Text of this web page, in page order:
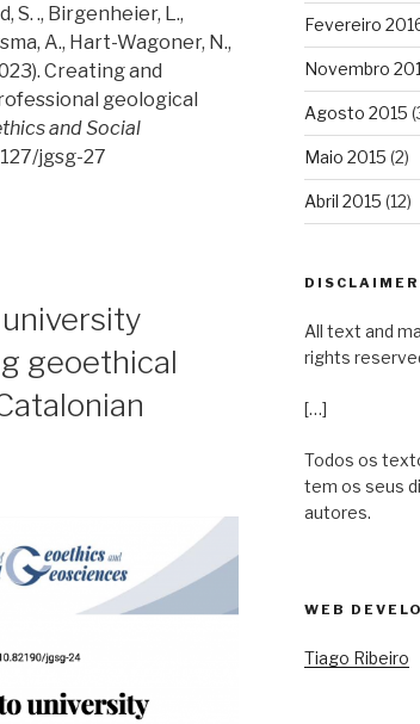
S. ., Birgenheier, L.,
A., Hart-Wagoner, N.,
Creating and
geological
and Social
jgsg-27
geoethical
Fevereiro
Novembro
Agosto 2015
Maio 2015 (2)
Abril 2015 (12)
All text and
rights
[…]
Todos os
tem os seus
autores.
WEB
Tiago Ribeiro